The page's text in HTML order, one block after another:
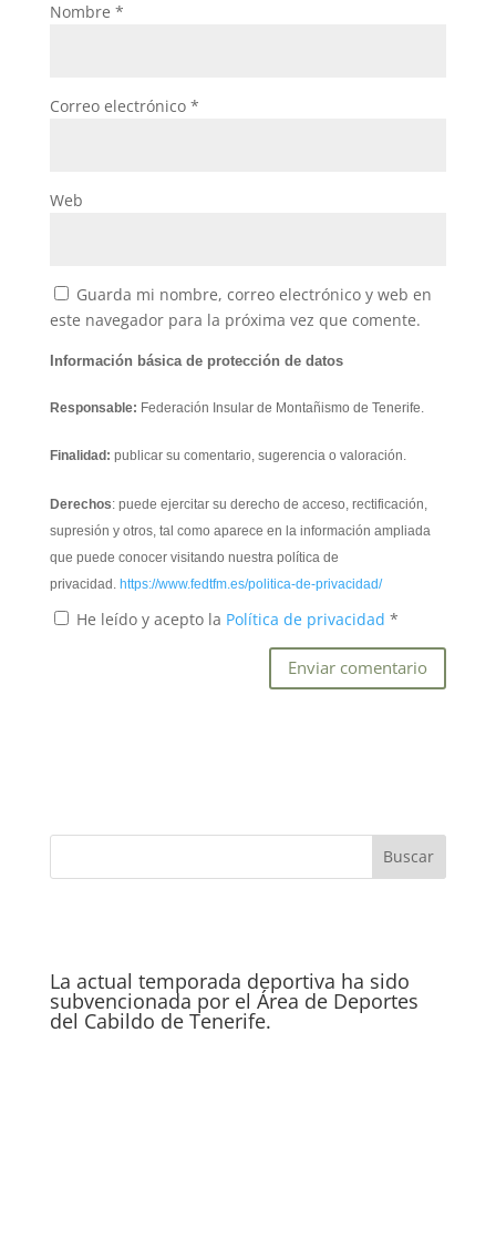
Nombre *
Correo electrónico *
Web
Guarda mi nombre, correo electrónico y web en
este navegador para la próxima vez que comente.
Información básica de protección de datos
Responsable: Federación Insular de Montañismo de Tenerife.
Finalidad: publicar su comentario, sugerencia o valoración.
Derechos: puede ejercitar su derecho de acceso, rectificación,
supresión y otros, tal como aparece en la información ampliada
que puede conocer visitando nuestra política de
privacidad. https://www.fedtfm.es/politica-de-privacidad/
He leído y acepto la Política de privacidad *
La actual temporada deportiva ha sido
subvencionada por el Área de Deportes
del Cabildo de Tenerife.